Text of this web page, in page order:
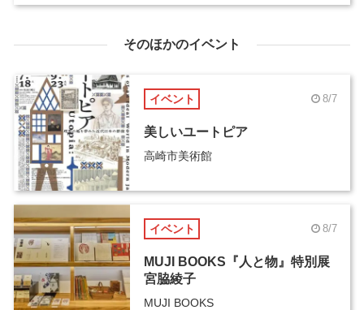
そのほかのイベント
イベント 8/7
美しいユートピア
高崎市美術館
イベント 8/7
MUJI BOOKS『人と物』特別展
宮脇綾子
MUJI BOOKS